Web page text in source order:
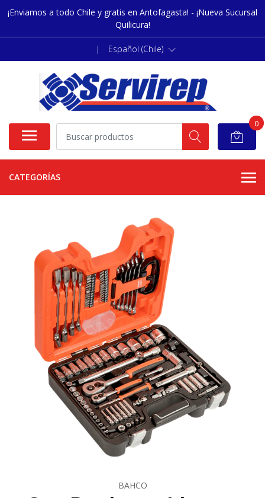
¡Enviamos a todo Chile y gratis en Antofagasta! - ¡Nueva Sucursal
Quilicura!
| Español (Chile)
0
CATEGORÍAS
BAHCO